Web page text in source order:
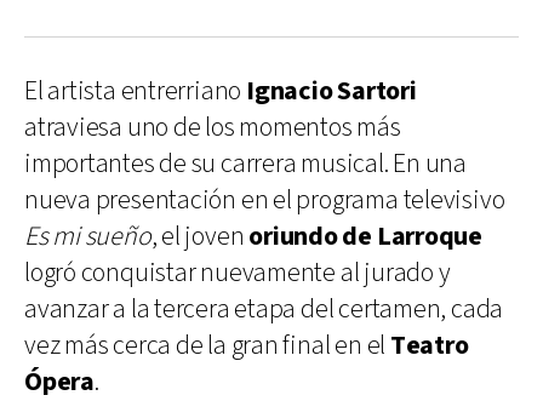
El artista entrerriano Ignacio Sartori
atraviesa uno de los momentos más
importantes de su carrera musical. En una
nueva presentación en el programa televisivo
Es mi sueño, el joven oriundo de Larroque
logró conquistar nuevamente al jurado y
avanzar a la tercera etapa del certamen, cada
vez más cerca de la gran final en el Teatro
Ópera.